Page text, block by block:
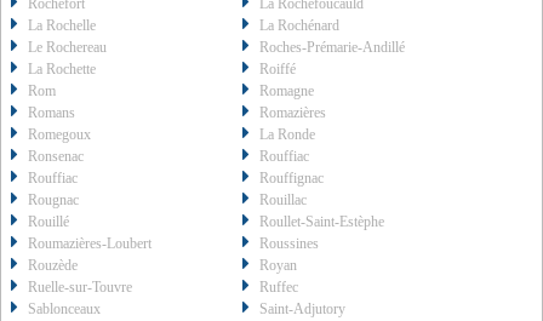
Rochefort
La Rochefoucauld
La Rochelle
La Rochénard
Le Rochereau
Roches-Prémarie-Andillé
La Rochette
Roiffé
Rom
Romagne
Romans
Romazières
Romegoux
La Ronde
Ronsenac
Rouffiac
Rouffiac
Rouffignac
Rougnac
Rouillac
Rouillé
Roullet-Saint-Estèphe
Roumazières-Loubert
Roussines
Rouzède
Royan
Ruelle-sur-Touvre
Ruffec
Sablonceaux
Saint-Adjutory